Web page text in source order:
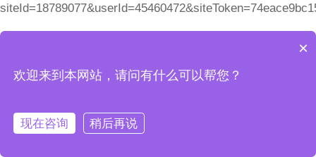
×
欢迎来到本网站，请问有什么可以帮您？
现在咨询 稍后再说